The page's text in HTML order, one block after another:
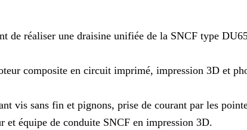
de réaliser une draisine unifiée de la SNCF type
composite en circuit imprimé, impression 3D et
vis sans fin et pignons, prise de courant par les
et équipe de conduite SNCF en impression 3D.